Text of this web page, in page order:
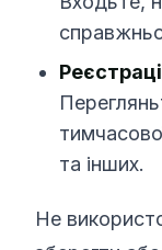
та інших.
Не